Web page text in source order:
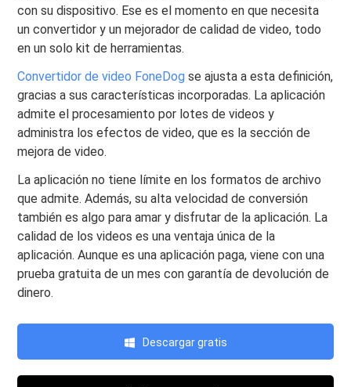
con su dispositivo. Ese es el momento en que necesita
un convertidor y un mejorador de calidad de video, todo
en un solo kit de herramientas.
Convertidor de video FoneDog se ajusta a esta definición,
gracias a sus características incorporadas. La aplicación
admite el procesamiento por lotes de videos y
administra los efectos de video, que es la sección de
mejora de video.
La aplicación no tiene límite en los formatos de archivo
que admite. Además, su alta velocidad de conversión
también es algo para amar y disfrutar de la aplicación. La
calidad de los videos es una ventaja única de la
aplicación. Aunque es una aplicación paga, viene con una
prueba gratuita de un mes con garantía de devolución de
dinero.
Descargar gratis